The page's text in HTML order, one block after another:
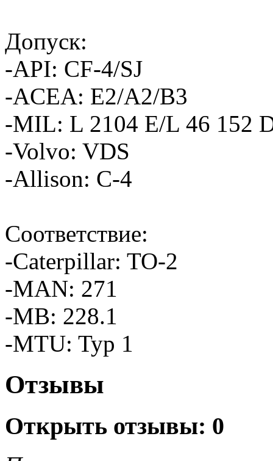
Допуск:
-API: CF-4/SJ
-ACEA: E2/A2/B3
-MIL: L 2104 E/L 46 152
-Volvo: VDS
-Allison: C-4
Соответствие:
-Caterpillar: TO-2
-MAN: 271
-MB: 228.1
-MTU: Typ 1
Отзывы
Открыть отзывы: 0